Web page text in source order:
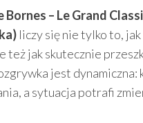
– Le Grand
liczy się nie tylko to,
też jak skutecznie
jest dynamiczna:
a sytuacja potrafi